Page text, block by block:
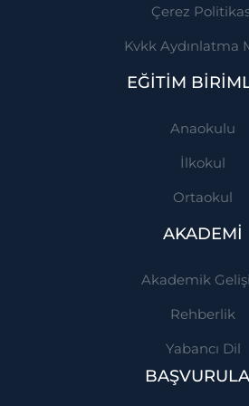
Çerez
Kvkk Aydınlatma
EĞİTİM
Anaokulu
İlkokul
Ortaokul
AKADEMİ
Akademik
Rehberlik
Yabancı Dil